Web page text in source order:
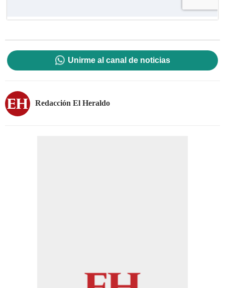
Unirme al canal de noticias
Redacción El Heraldo